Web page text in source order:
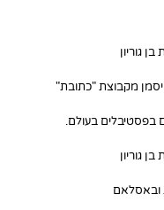
מקבוצת "כתובת"
בפסטיבלים בעולם.
ובאסלאם